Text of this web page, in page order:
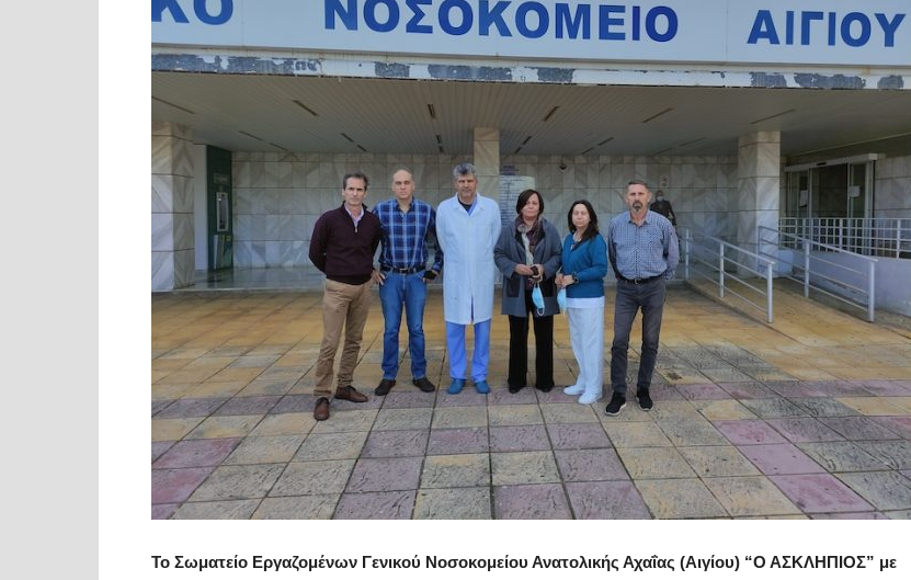
Το Σωματείο Εργαζομένων Γενικού Νοσοκομείου Ανατολικής Αχαΐας (Αιγίου) “Ο ΑΣΚΛΗΠΙΟΣ” με